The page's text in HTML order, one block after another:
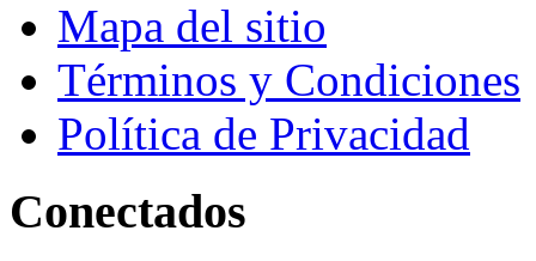
Mapa del sitio
Términos y Condiciones
Política de Privacidad
Conectados